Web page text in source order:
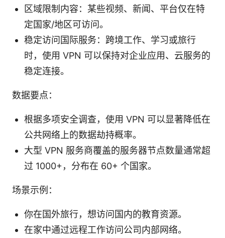
区域限制内容：某些视频、新闻、平台仅在特
定国家/地区可访问。
稳定访问国际服务：跨境工作、学习或旅行
时，使用 VPN 可以保持对企业应用、云服务的
稳定连接。
数据要点：
根据多项安全调查，使用 VPN 可以显著降低在
公共网络上的数据劫持概率。
大型 VPN 服务商覆盖的服务器节点数量通常超
过 1000+，分布在 60+ 个国家。
场景示例：
你在国外旅行，想访问国内的教育资源。
在家中通过远程工作访问公司内部网络。